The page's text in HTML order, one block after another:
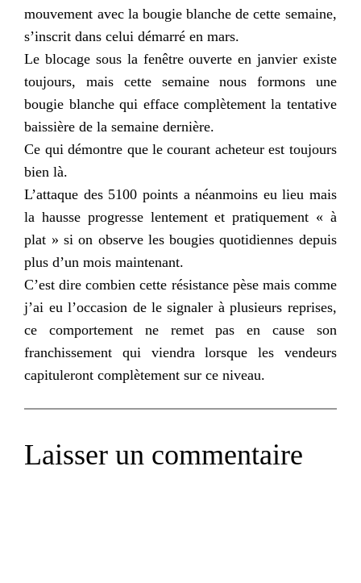
mouvement avec la bougie blanche de cette semaine,
s’inscrit dans celui démarré en mars.
Le blocage sous la fenêtre ouverte en janvier existe
toujours, mais cette semaine nous formons une
bougie blanche qui efface complètement la tentative
baissière de la semaine dernière.
Ce qui démontre que le courant acheteur est toujours
bien là.
L’attaque des 5100 points a néanmoins eu lieu mais
la hausse progresse lentement et pratiquement « à
plat » si on observe les bougies quotidiennes depuis
plus d’un mois maintenant.
C’est dire combien cette résistance pèse mais comme
j’ai eu l’occasion de le signaler à plusieurs reprises,
ce comportement ne remet pas en cause son
franchissement qui viendra lorsque les vendeurs
capituleront complètement sur ce niveau.
Laisser un commentaire